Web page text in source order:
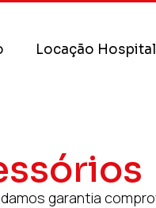
Locação
garantia